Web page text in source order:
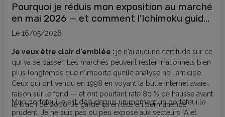
Pourquoi je réduis mon exposition au marché
en mai 2026 — et comment l'Ichimoku guide
mes décisions
Le 16/05/2026
Je veux être clair d'emblée : je n'ai aucune certitude sur ce
qui va se passer. Les marchés peuvent rester irrationnels bien
plus longtemps que n'importe quelle analyse ne l'anticipe.
Ceux qui ont vendu en 1998 en voyant la bulle internet avaient
raison sur le fond — et ont pourtant raté 80 % de hausse avant
le krach de 2000. Je garde ça en tête en permanence.
Mon portefeuille est déjà depuis un moment un portefeuille
prudent. Je ne suis pas ou peu exposé aux secteurs IA et